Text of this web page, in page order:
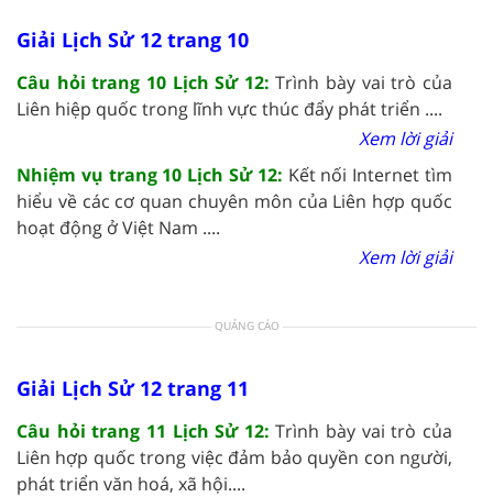
Giải Lịch Sử 12 trang 10
Câu hỏi trang 10 Lịch Sử 12:Trình bày vai trò của
Liên hiệp quốc trong lĩnh vực thúc đẩy phát triển ....
Xem lời giải
Nhiệm vụ trang 10 Lịch Sử 12: Kết nối Internet tìm
hiểu về các cơ quan chuyên môn của Liên hợp quốc
hoạt động ở Việt Nam ....
Xem lời giải
QUẢNG CÁO
Giải Lịch Sử 12 trang 11
Câu hỏi trang 11 Lịch Sử 12:Trình bày vai trò của
Liên hợp quốc trong việc đảm bảo quyền con người,
phát triển văn hoá, xã hội....